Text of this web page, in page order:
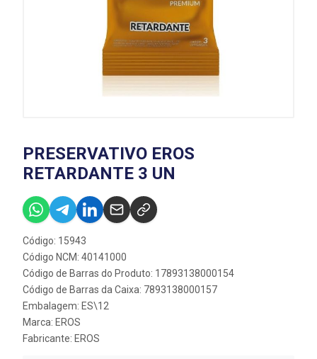
PRESERVATIVO EROS
RETARDANTE 3 UN
Código: 15943
Código NCM: 40141000
Código de Barras do Produto: 17893138000154
Código de Barras da Caixa: 7893138000157
Embalagem: ES\12
Marca: EROS
Fabricante: EROS